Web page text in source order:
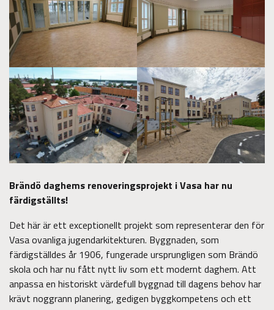
Brändö daghems renoveringsprojekt i Vasa har nu
färdigställts!
Det här är ett exceptionellt projekt som representerar den för
Vasa ovanliga jugendarkitekturen. Byggnaden, som
färdigställdes år 1906, fungerade ursprungligen som Brändö
skola och har nu fått nytt liv som ett modernt daghem. Att
anpassa en historiskt värdefull byggnad till dagens behov har
krävt noggrann planering, gedigen byggkompetens och ett